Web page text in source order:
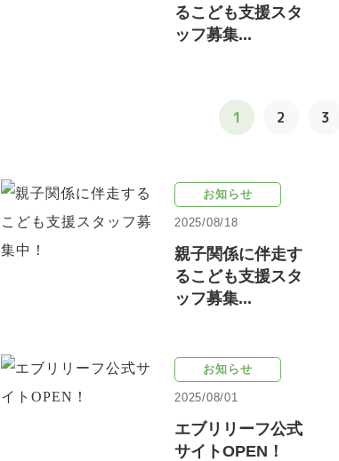
るこども支援スタ
ッフ募集...
1 2 3
お知らせ
2025/08/18
親子関係に伴走す
るこども支援スタ
ッフ募集...
お知らせ
2025/08/01
エブリリーフ公式
サイトOPEN！